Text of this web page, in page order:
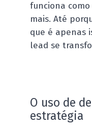
funciona
mais. Até
que é apenas
lead se
O uso de
estratégia